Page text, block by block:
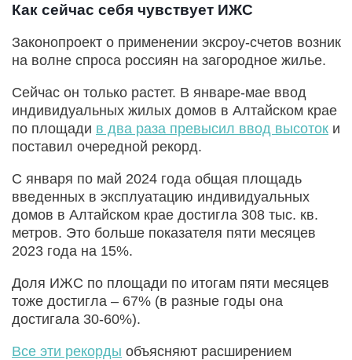
Как сейчас себя чувствует ИЖС
Законопроект о применении эксроу-счетов возник
на волне спроса россиян на загородное жилье.
Сейчас он только растет. В январе-мае ввод
индивидуальных жилых домов в Алтайском крае
по площади в два раза превысил ввод высоток и
поставил очередной рекорд.
С января по май 2024 года общая площадь
введенных в эксплуатацию индивидуальных
домов в Алтайском крае достигла 308 тыс. кв.
метров. Это больше показателя пяти месяцев
2023 года на 15%.
Доля ИЖС по площади по итогам пяти месяцев
тоже достигла – 67% (в разные годы она
достигала 30-60%).
Все эти рекорды объясняют расширением